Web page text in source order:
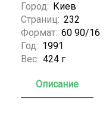
Город: Киев
Страниц: 232
Формат: 60 90/16
Год: 1991
Вес: 424 г
Описание